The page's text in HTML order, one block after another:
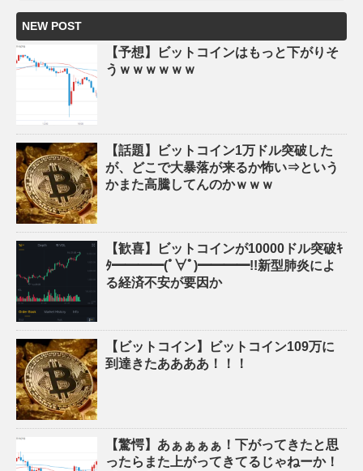
NEW POST
【予想】ビットコインはもっと下がりそ
うｗｗｗｗｗｗ
【話題】ビットコイン1万ドル突破した
が、どこで大暴落が来るか怖い⇒という
かまた高騰してんのかｗｗｗ
【歓喜】ビットコインが10000ドル突破ｷ
ﾀ━━━━(ﾟ∀ﾟ)━━━━!!新型肺炎によ
る経済不安が要因か
【ビットコイン】ビットコイン109万に
到達きたああああ！！！
【驚愕】あぁぁぁぁ！下がってきたと思
ったらまた上がってきてるじゃねーか！